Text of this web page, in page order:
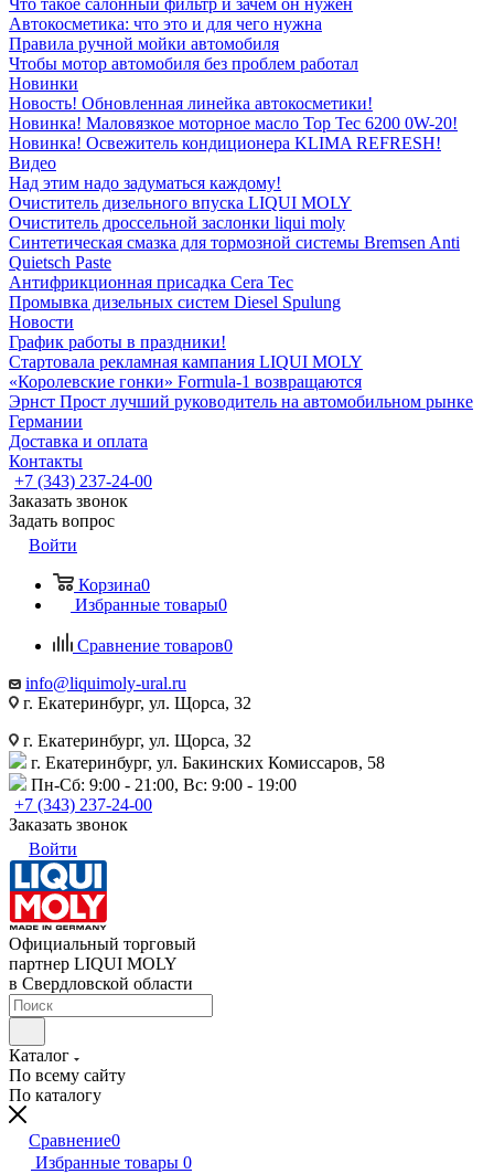
Что такое салонный фильтр и зачем он нужен
Автокосметика: что это и для чего нужна
Правила ручной мойки автомобиля
Чтобы мотор автомобиля без проблем работал
Новинки
Новость! Обновленная линейка автокосметики!
Новинка! Маловязкое моторное масло Top Tec 6200 0W-20!
Новинка! Освежитель кондиционера KLIMA REFRESH!
Видео
Над этим надо задуматься каждому!
Очиститель дизельного впуска LIQUI MOLY
Очиститель дроссельной заслонки liqui moly
Синтетическая смазка для тормозной системы Bremsen Anti
Quietsch Paste
Антифрикционная присадка Cera Tec
Промывка дизельных систем Diesel Spulung
Новости
График работы в праздники!
Стартовала рекламная кампания LIQUI MOLY
«Королевские гонки» Formula-1 возвращаются
Эрнст Прост лучший руководитель на автомобильном рынке
Германии
Доставка и оплата
Контакты
+7 (343) 237-24-00
Заказать звонок
Задать вопрос
Войти
Корзина0
Избранные товары0
Сравнение товаров0
info@liquimoly-ural.ru
г. Екатеринбург, ул. Щорса, 32
г. Екатеринбург, ул. Щорса, 32
г. Екатеринбург, ул. Бакинских Комиссаров, 58
Пн-Сб: 9:00 - 21:00, Вс: 9:00 - 19:00
+7 (343) 237-24-00
Заказать звонок
Войти
Официальный торговый
партнер LIQUI MOLY
в Свердловской области
Каталог
По всему сайту
По каталогу
Сравнение0
Избранные товары 0